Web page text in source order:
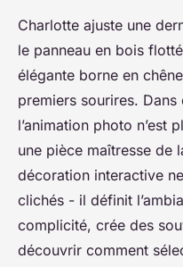
Quel
un
Claud•23/06/2026 10:06•
Charlotte ajuste une
le panneau en bois
élégante borne en
premiers sourires.
l’animation photo n’est
une pièce maîtresse de
décoration interactive
clichés - il définit
complicité, crée des
découvrir comment